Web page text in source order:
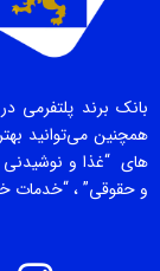
بانک برند
همچنین می‌توانید
های “غذا و نوشیدنی
و حقوقی” ، “خدمات